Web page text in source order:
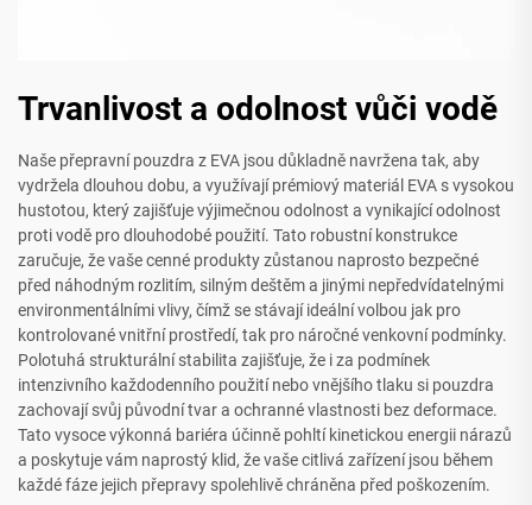
Trvanlivost a odolnost vůči vodě
Naše přepravní pouzdra z EVA jsou důkladně navržena tak, aby
vydržela dlouhou dobu, a využívají prémiový materiál EVA s vysokou
hustotou, který zajišťuje výjimečnou odolnost a vynikající odolnost
proti vodě pro dlouhodobé použití. Tato robustní konstrukce
zaručuje, že vaše cenné produkty zůstanou naprosto bezpečné
před náhodným rozlitím, silným deštěm a jinými nepředvídatelnými
environmentálními vlivy, čímž se stávají ideální volbou jak pro
kontrolované vnitřní prostředí, tak pro náročné venkovní podmínky.
Polotuhá strukturální stabilita zajišťuje, že i za podmínek
intenzivního každodenního použití nebo vnějšího tlaku si pouzdra
zachovají svůj původní tvar a ochranné vlastnosti bez deformace.
Tato vysoce výkonná bariéra účinně pohltí kinetickou energii nárazů
a poskytuje vám naprostý klid, že vaše citlivá zařízení jsou během
každé fáze jejich přepravy spolehlivě chráněna před poškozením.